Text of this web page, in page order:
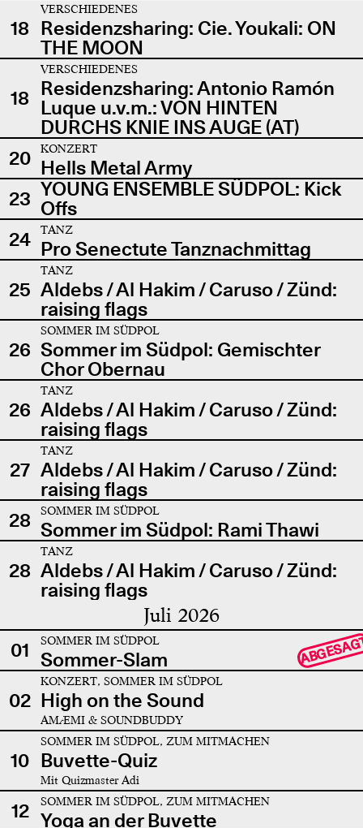
18
VERSCHIEDENES
Residenzsharing: Cie. Youkali: ON
THE MOON
18
VERSCHIEDENES
Residenzsharing: Antonio Ramón
Luque u.v.m.: VON HINTEN
DURCHS KNIE INS AUGE (AT)
20
KONZERT
Hells Metal Army
23 YOUNG ENSEMBLE SÜDPOL: Kick
Offs
24
TANZ
Pro Senectute Tanznachmittag
25
TANZ
Aldebs / Al Hakim / Caruso / Zünd:
raising flags
26
SOMMER IM SÜDPOL
Sommer im Südpol: Gemischter
Chor Obernau
26
TANZ
Aldebs / Al Hakim / Caruso / Zünd:
raising flags
27
TANZ
Aldebs / Al Hakim / Caruso / Zünd:
raising flags
28
SOMMER IM SÜDPOL
Sommer im Südpol: Rami Thawi
28
TANZ
Aldebs / Al Hakim / Caruso / Zünd:
raising flags
Juli 2026
01 SOMMER IM SÜDPOL
Sommer-Slam
02
KONZERT, SOMMER IM SÜDPOL
High on the Sound
AMÆMI & SOUNDBUDDY
10
SOMMER IM SÜDPOL, ZUM MITMACHEN
Buvette-Quiz
Mit Quizmaster Adi
12 SOMMER IM SÜDPOL, ZUM MITMACHEN
Yoga an der Buvette